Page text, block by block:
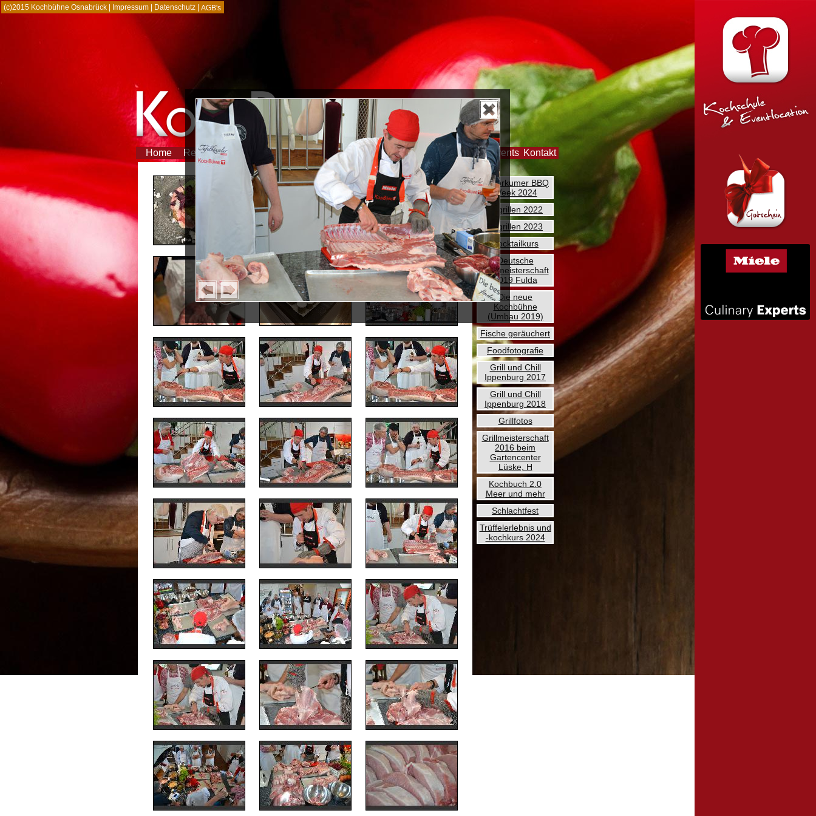
(c)2015 Kochbühne Osnabrück | Impressum Datenschutz AGB's
Home Referenzen Partner Feiern Tipp des Monats Galerie Kurse & Events Kontakt
2. Borkumer BBQ
Week 2024
Abgrillen 2022
Abgrillen 2023
Cocktailkurs
Deutsche
Grillmeisterschaft
2019 Fulda
Die neue
Kochbühne
(Umbau 2019)
Fische geräuchert
Foodfotografie
Grill und Chill
Ippenburg 2017
Grill und Chill
Ippenburg 2018
Grillfotos
Grillmeisterschaft
2016 beim
Gartencenter
Lüske, H
Kochbuch 2.0
Meer und mehr
Schlachtfest
Trüffelerlebnis und
-kochkurs 2024